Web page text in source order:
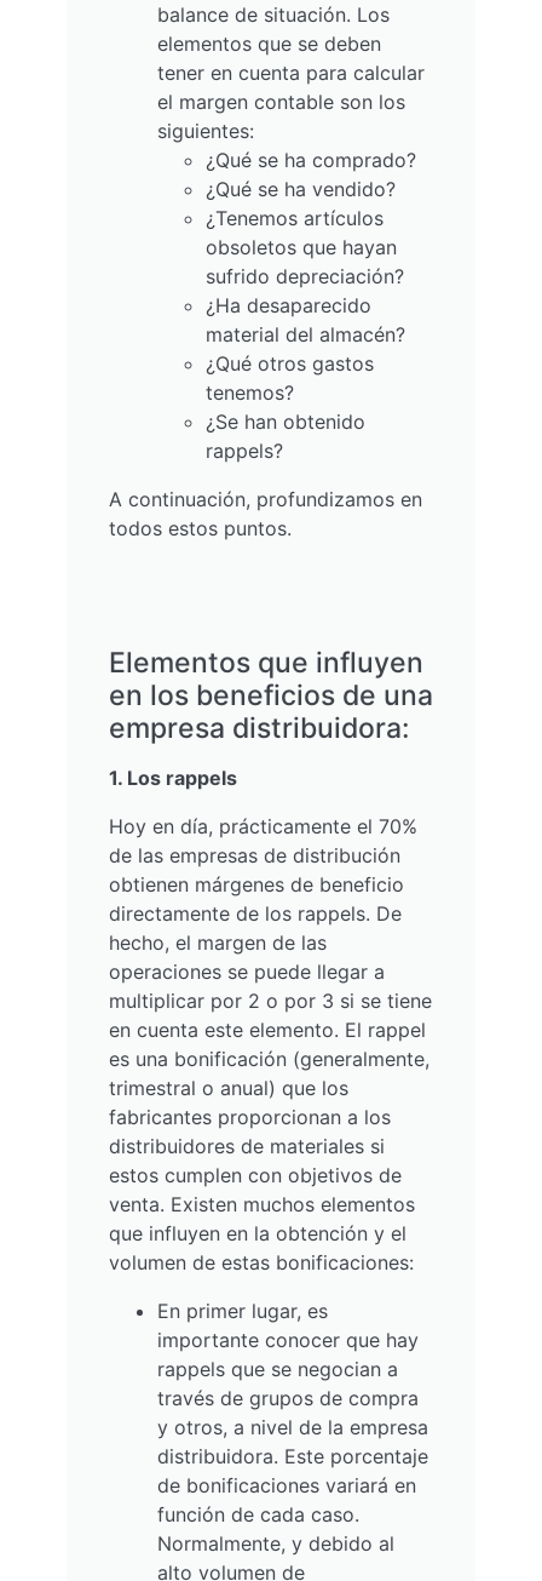
balance de situación. Los
elementos que se deben
tener en cuenta para calcular
el margen contable son los
siguientes:
¿Qué se ha comprado?
¿Qué se ha vendido?
¿Tenemos artículos
obsoletos que hayan
sufrido depreciación?
¿Ha desaparecido
material del almacén?
¿Qué otros gastos
tenemos?
¿Se han obtenido
rappels?
A continuación, profundizamos en
todos estos puntos.
Elementos que influyen
en los beneficios de una
empresa distribuidora:
1. Los rappels
Hoy en día, prácticamente el 70%
de las empresas de distribución
obtienen márgenes de beneficio
directamente de los rappels. De
hecho, el margen de las
operaciones se puede llegar a
multiplicar por 2 o por 3 si se tiene
en cuenta este elemento. El rappel
es una bonificación (generalmente,
trimestral o anual) que los
fabricantes proporcionan a los
distribuidores de materiales si
estos cumplen con objetivos de
venta. Existen muchos elementos
que influyen en la obtención y el
volumen de estas bonificaciones:
En primer lugar, es
importante conocer que hay
rappels que se negocian a
través de grupos de compra
y otros, a nivel de la empresa
distribuidora. Este porcentaje
de bonificaciones variará en
función de cada caso.
Normalmente, y debido al
alto volumen de